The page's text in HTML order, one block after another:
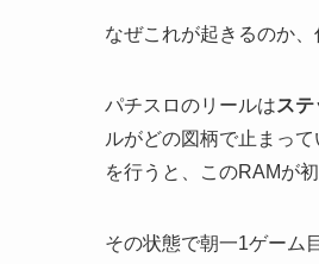
なぜこれが起きるのか、
パチスロのリールはス
ルがどの図柄で止まっ
を行うと、このRAMが
その状態で朝一1ゲーム